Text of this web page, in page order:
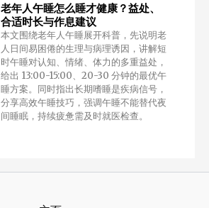
老年人午睡怎么睡才健康？益处、
合适时长与作息建议
本文围绕老年人午睡展开科普，先说明老
人日间易困倦的生理与病理诱因，讲解短
时午睡对认知、情绪、体力的多重益处，
给出 13:00-15:00、20-30 分钟的最优午
睡方案。同时指出长期嗜睡是疾病信号，
分享高效午睡技巧，强调午睡不能替代夜
间睡眠，持续疲惫需及时就医检查。